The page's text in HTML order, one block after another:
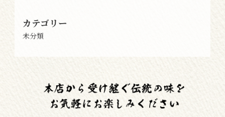
カテゴリー
未分類